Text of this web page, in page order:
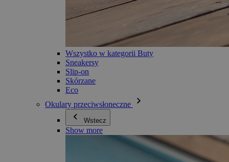
Wszystko w kategorii Buty
Sneakersy
Slip-on
Skórzane
Eco
Okulary przeciwsłoneczne
Wstecz
Show more